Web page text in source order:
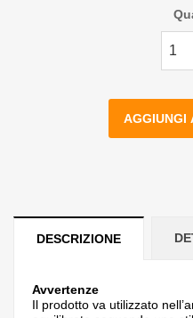
AGGIUNGI
DESCRIZIONE
Avvertenze
Il prodotto va utilizzato